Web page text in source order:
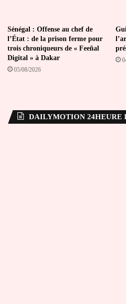
Sénégal : Offense au chef de
l’État : de la prison ferme pour
trois chroniqueurs de « Feeñal
Digital » à Dakar
05/08/2026
DAILYMOTION 24HEURE